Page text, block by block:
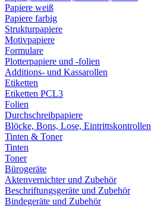
Papiere weiß
Papiere farbig
Strukturpapiere
Motivpapiere
Formulare
Plotterpapiere und -folien
Additions- und Kassarollen
Etiketten
Etiketten PCL3
Folien
Durchschreibpapiere
Blöcke, Bons, Lose, Eintrittskontrollen
Tinten & Toner
Tinten
Toner
Bürogeräte
Aktenvernichter und Zubehör
Beschriftungsgeräte und Zubehör
Bindegeräte und Zubehör